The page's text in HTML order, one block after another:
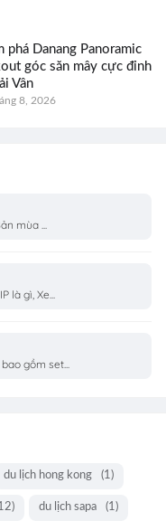
phá Danang Panoramic
góc săn mây cực đỉnh
Vân
8, 2026
mùa ...
là gì, Xe...
gồm set...
du lịch hong kong (1)
du lịch sapa (1)